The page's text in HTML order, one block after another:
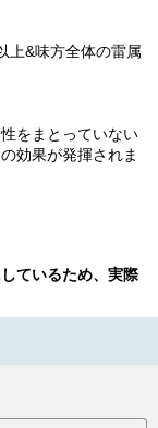
上&味方全体の雷属
をまとっていない
効果が発揮されま
ているため、実際